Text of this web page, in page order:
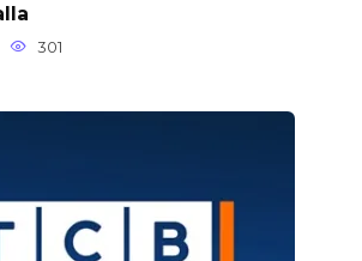
301